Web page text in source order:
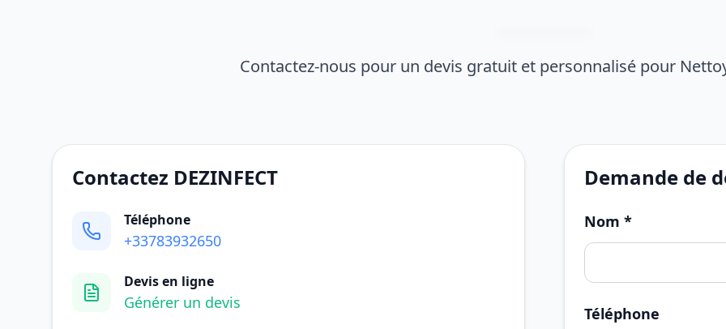
Contactez-nous pour un devis gratuit et personnalisé pour
Contactez DEZINFECT
Téléphone
+33783932650
Devis en ligne
Générer un devis
Demande de
Nom *
Téléphone